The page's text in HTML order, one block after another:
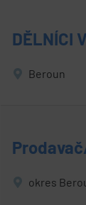
DĚLNÍCI
Beroun
okres